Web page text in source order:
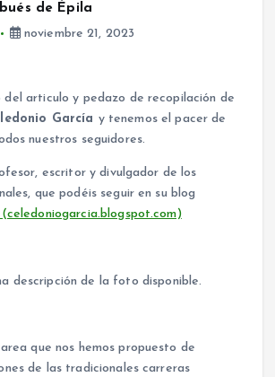
de Épila
noviembre 21, 2023
del articulo y pedazo de recopilación de
García y tenemos el pacer de
nuestros seguidores.
escritor y divulgador de los
que podéis seguir en su blog
que nos hemos propuesto de
de las tradicionales carreras